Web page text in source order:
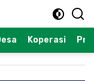
Koperasi